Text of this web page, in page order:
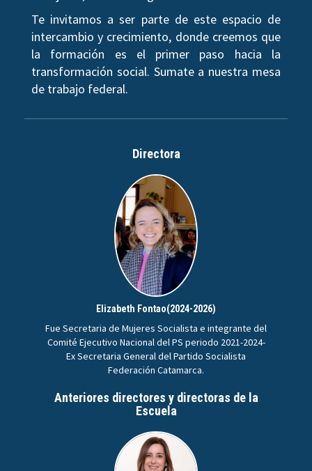
Te invitamos a ser parte de este espacio de
intercambio y crecimiento, donde creemos que
la formación es el primer paso hacia la
transformación social. Sumate a nuestra mesa
de trabajo federal.
Directora
Elizabeth Fontao(2024-2026)
Fue Secretaria de Mujeres Socialista e integrante del
Comité Ejecutivo Nacional del PS periodo 2021-2024-
Ex Secretaria General del Partido Socialista
Federación Catamarca.
Anteriores directores y directoras de la
Escuela